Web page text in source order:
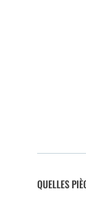
QUELLES